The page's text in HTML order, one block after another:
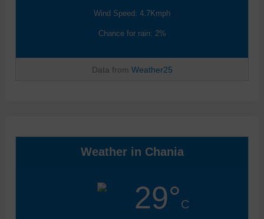
Wind Speed: 4.7Kmph
Chance for rain: 2%
Data from Weather25
Weather in Chania
29°C